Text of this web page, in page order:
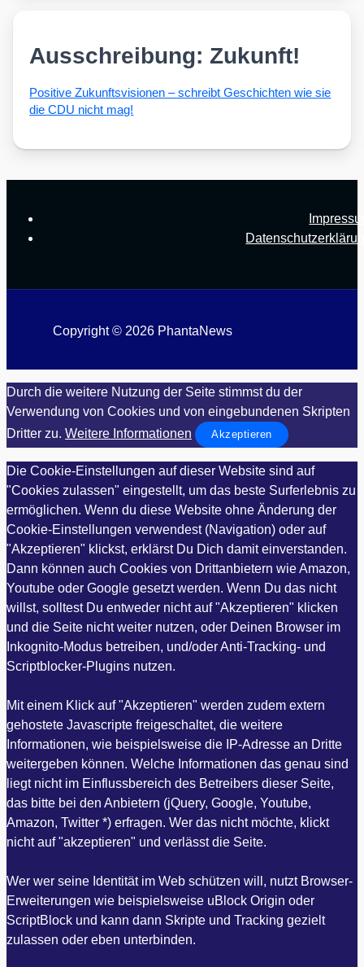
Ausschreibung: Zukunft!
Posi­ti­ve Zukunfts­vi­sio­nen – schreibt Geschich­ten wie sie
die CDU nicht mag!
Copyright © 2026 PhantaNews
Durch die weitere Nutzung der Seite stimmst du der
Verwendung von Cookies und von eingebundenen Skripten
Dritter zu. Weitere Informationen Akzeptieren
Die Cookie-Einstellungen auf dieser Website sind auf
"Cookies zulassen" eingestellt, um das beste Surferlebnis zu
ermöglichen. Wenn du diese Website ohne Änderung der
Cookie-Einstellungen verwendest (Navigation) oder auf
"Akzeptieren" klickst, erklärst Du Dich damit einverstanden.
Dann können auch Cookies von Drittanbietern wie Amazon,
Youtube oder Google gesetzt werden. Wenn Du das nicht
willst, solltest Du entweder nicht auf "Akzeptieren" klicken
und die Seite nicht weiter nutzen, oder Deinen Browser im
Inkognito-Modus betreiben, und/oder Anti-Tracking- und
Scriptblocker-Plugins nutzen.
Mit einem Klick auf "Akzeptieren" werden zudem extern
gehostete Javascripte freigeschaltet, die weitere
Informationen, wie beispielsweise die IP-Adresse an Dritte
weitergeben können. Welche Informationen das genau sind
liegt nicht im Einflussbereich des Betreibers dieser Seite,
das bitte bei den Anbietern (jQuery, Google, Youtube,
Amazon, Twitter *) erfragen. Wer das nicht möchte, klickt
nicht auf "akzeptieren" und verlässt die Seite.
Wer wer seine Identität im Web schützen will, nutzt Browser-
Erweiterungen wie beispielsweise uBlock Origin oder
ScriptBlock und kann dann Skripte und Tracking gezielt
zulassen oder eben unterbinden.